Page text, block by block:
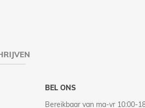
BEL ONS
Bereikbaar van ma-vr 10:00-